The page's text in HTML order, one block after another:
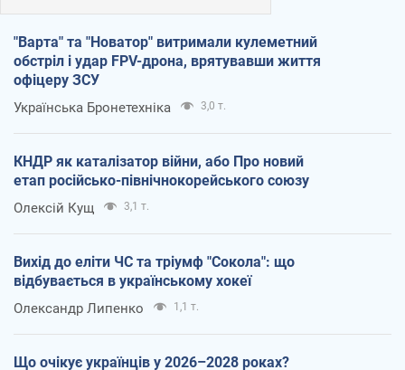
"Варта" та "Новатор" витримали кулеметний
обстріл і удар FPV-дрона, врятувавши життя
офіцеру ЗСУ
Українська Бронетехніка 3,0 т.
КНДР як каталізатор війни, або Про новий
етап російсько-північнокорейського союзу
Олексій Кущ 3,1 т.
Вихід до еліти ЧС та тріумф "Сокола": що
відбувається в українському хокеї
Олександр Липенко 1,1 т.
Що очікує українців у 2026–2028 роках?